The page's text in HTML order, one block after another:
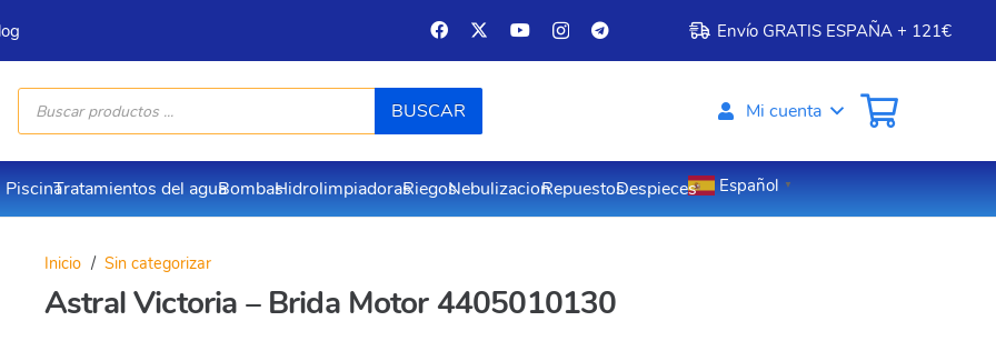
Envío GRATIS ESPAÑA + 121€
Búsqueda
productos
BUSCAR Mi cuenta
PiscinaTratamientos del aguaBombasHidrolimpiadorasRiegosNebulizacionRepuestosDespieces Español ▼
Inicio / Sin categorizar
Astral Victoria – Brida Motor 4405010130